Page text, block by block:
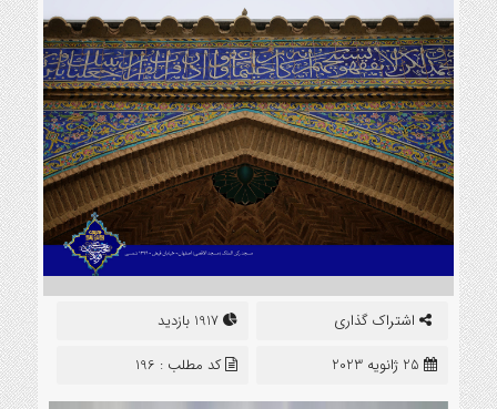
اشتراک گذاری
1917 بازدید
کد مطلب : 196